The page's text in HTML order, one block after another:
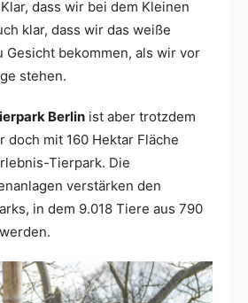
dass wir bei dem Kleinen
klar, dass wir das weiße
Gesicht bekommen, als wir vor
stehen.
Berlin ist aber trotzdem
doch mit 160 Hektar Fläche
Tierpark. Die
verstärken den
in dem 9.018 Tiere aus 790